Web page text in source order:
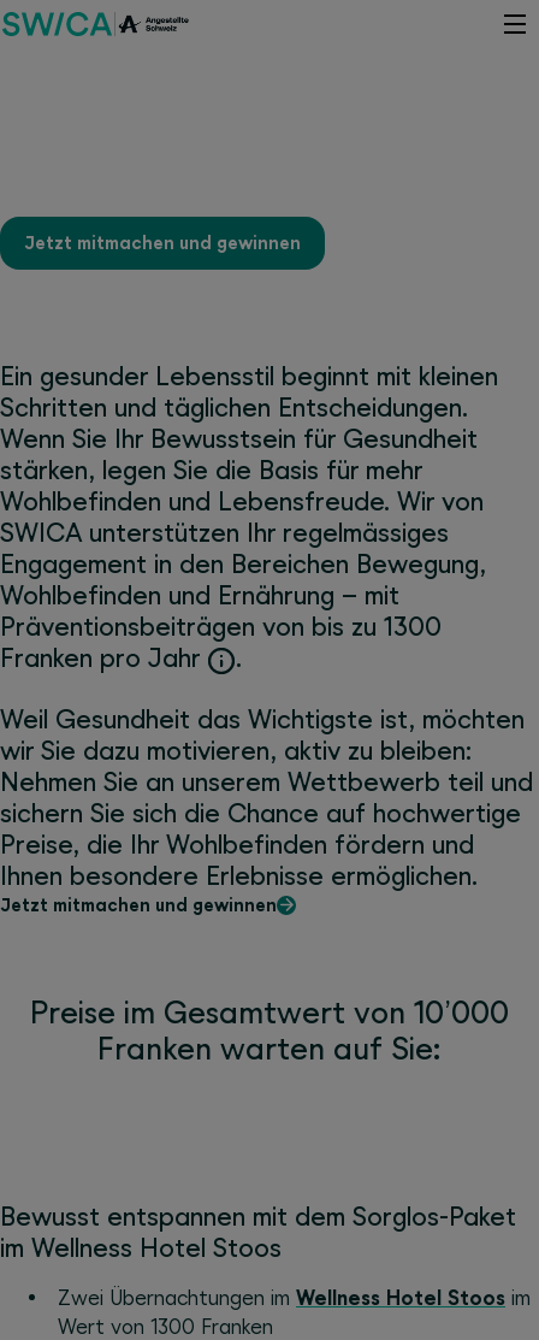
Jetzt mitmachen und gewinnen
Ein gesunder Lebensstil beginnt mit kleinen
Schritten und täglichen Entscheidungen.
Wenn Sie Ihr Bewusstsein für Gesundheit
stärken, legen Sie die Basis für mehr
Wohlbefinden und Lebensfreude. Wir von
SWICA unterstützen Ihr regelmässiges
Engagement in den Bereichen Bewegung,
Wohlbefinden und Ernährung – mit
Präventionsbeiträgen von bis zu 1300
Franken pro Jahr
.
Weil Gesundheit das Wichtigste ist, möchten
wir Sie dazu motivieren, aktiv zu bleiben:
Nehmen Sie an unserem Wettbewerb teil und
sichern Sie sich die Chance auf hochwertige
Preise, die Ihr Wohlbefinden fördern und
Ihnen besondere Erlebnisse ermöglichen.
Jetzt mitmachen und gewinnen
Preise im Gesamtwert von 10’000
Franken warten auf Sie:
Bewusst entspannen mit dem Sorglos-Paket
im Wellness Hotel Stoos
Zwei Übernachtungen im Wellness Hotel Stoos im
Wert von 1300 Franken